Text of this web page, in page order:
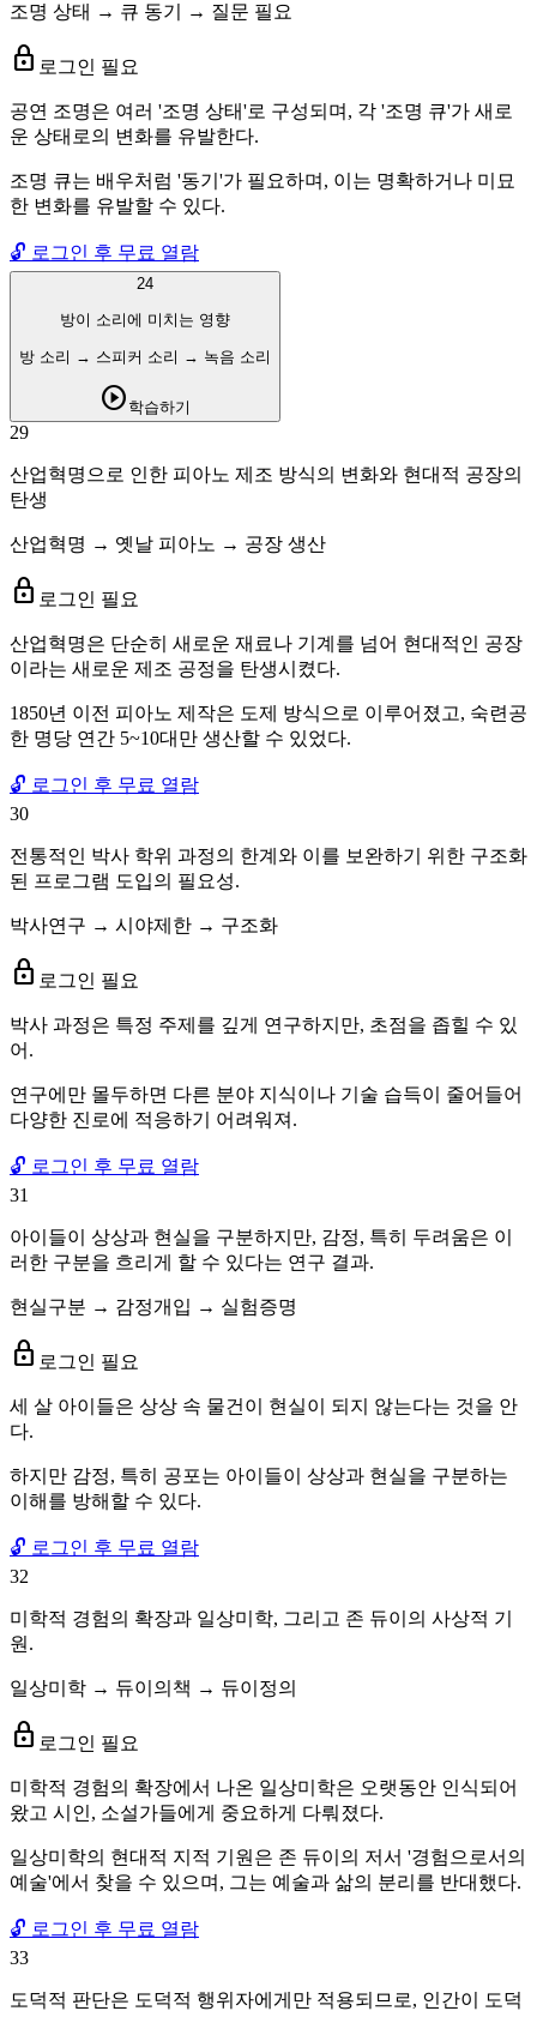
조명 상태 → 큐 동기 → 질문 필요
lock 로그인 필요
공연 조명은 여러 '조명 상태'로 구성되며, 각 '조명 큐'가 새로
운 상태로의 변화를 유발한다.
조명 큐는 배우처럼 '동기'가 필요하며, 이는 명확하거나 미묘
한 변화를 유발할 수 있다.
🔓 로그인 후 무료 열람
24
방이 소리에 미치는 영향
방 소리 → 스피커 소리 → 녹음 소리
play_circle 학습하기
29
산업혁명으로 인한 피아노 제조 방식의 변화와 현대적 공장의
탄생
산업혁명 → 옛날 피아노 → 공장 생산
lock 로그인 필요
산업혁명은 단순히 새로운 재료나 기계를 넘어 현대적인 공장
이라는 새로운 제조 공정을 탄생시켰다.
1850년 이전 피아노 제작은 도제 방식으로 이루어졌고, 숙련공
한 명당 연간 5~10대만 생산할 수 있었다.
🔓 로그인 후 무료 열람
30
전통적인 박사 학위 과정의 한계와 이를 보완하기 위한 구조화
된 프로그램 도입의 필요성.
박사연구 → 시야제한 → 구조화
lock 로그인 필요
박사 과정은 특정 주제를 깊게 연구하지만, 초점을 좁힐 수 있
어.
연구에만 몰두하면 다른 분야 지식이나 기술 습득이 줄어들어
다양한 진로에 적응하기 어려워져.
🔓 로그인 후 무료 열람
31
아이들이 상상과 현실을 구분하지만, 감정, 특히 두려움은 이
러한 구분을 흐리게 할 수 있다는 연구 결과.
현실구분 → 감정개입 → 실험증명
lock 로그인 필요
세 살 아이들은 상상 속 물건이 현실이 되지 않는다는 것을 안
다.
하지만 감정, 특히 공포는 아이들이 상상과 현실을 구분하는
이해를 방해할 수 있다.
🔓 로그인 후 무료 열람
32
미학적 경험의 확장과 일상미학, 그리고 존 듀이의 사상적 기
원.
일상미학 → 듀이의책 → 듀이정의
lock 로그인 필요
미학적 경험의 확장에서 나온 일상미학은 오랫동안 인식되어
왔고 시인, 소설가들에게 중요하게 다뤄졌다.
일상미학의 현대적 지적 기원은 존 듀이의 저서 '경험으로서의
예술'에서 찾을 수 있으며, 그는 예술과 삶의 분리를 반대했다.
🔓 로그인 후 무료 열람
33
도덕적 판단은 도덕적 행위자에게만 적용되므로, 인간이 도덕